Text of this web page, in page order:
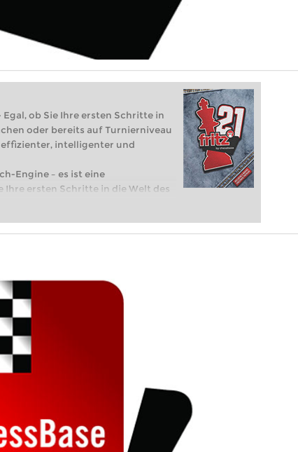
ob Sie Ihre ersten Schritte in
oder bereits auf Turnierniveau
effizienter, intelligenter und
Engine – es ist eine
Ihre ersten Schritte in die Welt des
auf Turnierniveau spielen: Mit